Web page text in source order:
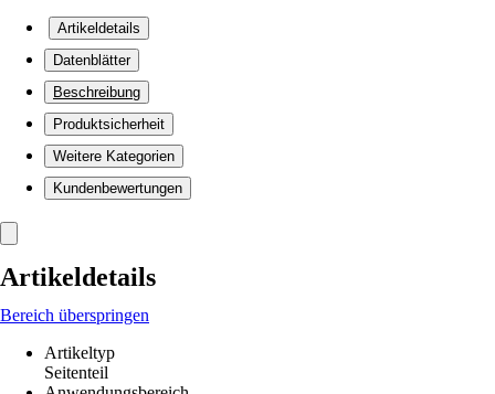
Artikeldetails
Datenblätter
Beschreibung
Produktsicherheit
Weitere Kategorien
Kundenbewertungen
Artikeldetails
Bereich überspringen
Artikeltyp
Seitenteil